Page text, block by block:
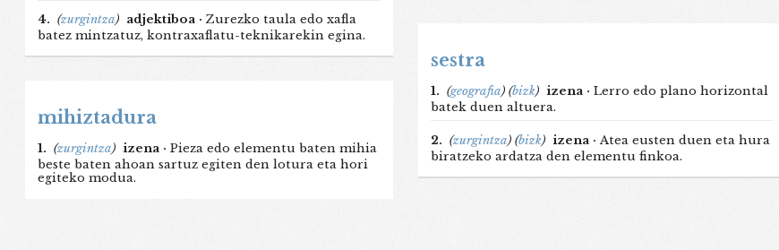
4. (zurgintza) adjektiboa · Zurezko taula edo xafla
batez mintzatuz, kontraxaflatu-teknikarekin egina.
mihiztadura
1. (zurgintza) izena · Pieza edo elementu baten mihia
beste baten ahoan sartuz egiten den lotura eta hori
egiteko modua.
sestra
1. (geografia) (bizk) izena · Lerro edo plano horizontal
batek duen altuera.
2. (zurgintza) (bizk) izena · Atea eusten duen eta hura
biratzeko ardatza den elementu finkoa.